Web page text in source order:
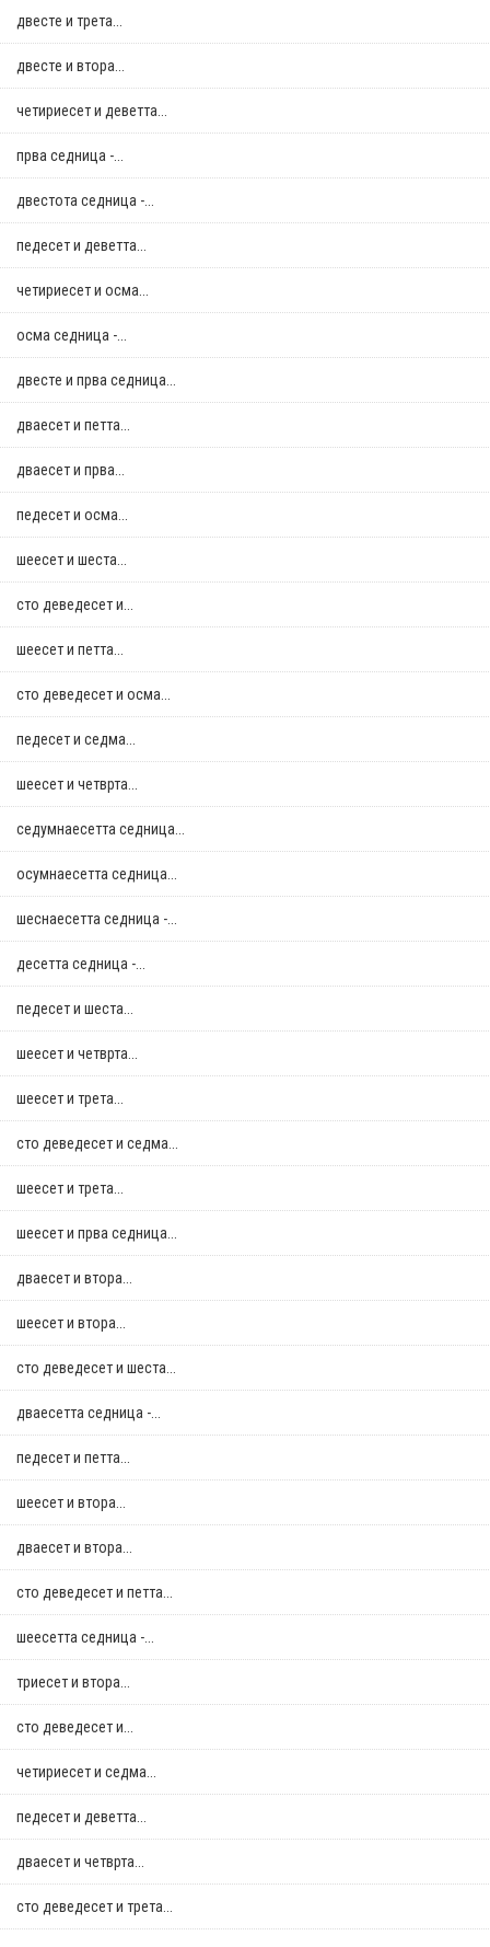
двестe и трета...
двестe и втора...
четириесет и деветта...
прва седница -...
двестота седница -...
педесет и деветта...
четириесет и осма...
осма седница -...
двестe и прва седница...
дваесет и петта...
дваесет и прва...
педесет и осма...
шеесет и шеста...
сто деведесет и...
шеесет и петта...
сто деведесет и осма...
педесет и седма...
шеесет и четврта...
седумнаесетта седница...
осумнaесетта седница...
шеснаесетта седница -...
десетта седница -...
педесет и шеста...
шеесет и четврта...
шеесет и трета...
сто деведесет и седма...
шеесет и трета...
шеесет и прва седница...
дваесет и втора...
шеесет и втора...
сто деведесет и шеста...
дваесетта седница -...
педесет и петта...
шеесет и втора...
дваесет и втора...
сто деведесет и петта...
шеесетта седница -...
триесет и втора...
сто деведесет и...
четириесет и седма...
педесет и деветта...
дваесет и четврта...
сто деведесет и трета...